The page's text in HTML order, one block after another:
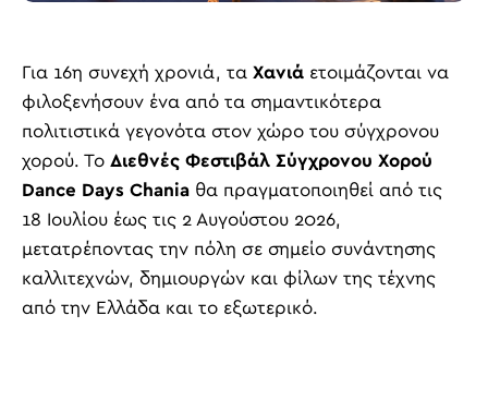
Για 16η συνεχή χρονιά, τα Χανιά ετοιμάζονται να
φιλοξενήσουν ένα από τα σημαντικότερα
πολιτιστικά γεγονότα στον χώρο του σύγχρονου
χορού. Το Διεθνές Φεστιβάλ Σύγχρονου Χορού
Dance Days Chania θα πραγματοποιηθεί από τις
18 Ιουλίου έως τις 2 Αυγούστου 2026,
μετατρέποντας την πόλη σε σημείο συνάντησης
καλλιτεχνών, δημιουργών και φίλων της τέχνης
από την Ελλάδα και το εξωτερικό.